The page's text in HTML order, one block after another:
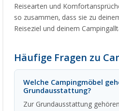
Reisearten und
so zusammen, dass sie zu
Reiseziel und deinem
Häufige Fragen zu
Welche Campingmöbel
Grundausstattung?
Zur Grundausstattung